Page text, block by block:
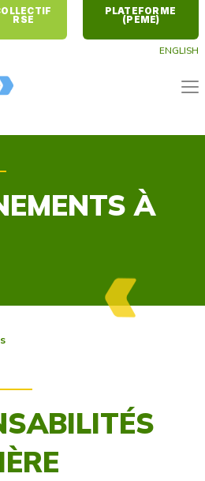
ENGLISH
RSE
PLATEFORME
(PEME)
À